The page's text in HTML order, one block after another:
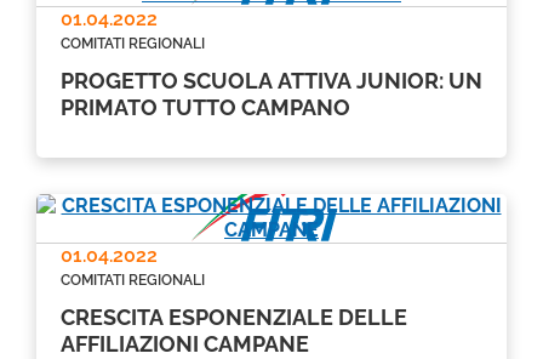
01.04.2022
COMITATI REGIONALI
PROGETTO SCUOLA ATTIVA JUNIOR: UN
PRIMATO TUTTO CAMPANO
01.04.2022
COMITATI REGIONALI
CRESCITA ESPONENZIALE DELLE
AFFILIAZIONI CAMPANE